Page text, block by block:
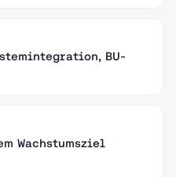
BU-
Wachstumsziel